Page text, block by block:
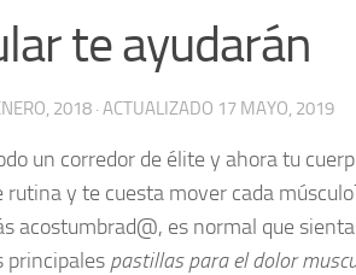
te ayudarán
2018 · ACTUALIZADO 17 MAYO, 2019
un corredor de élite y ahora tu
rutina y te cuesta mover cada
acostumbrad@, es normal que
principales pastillas para el dolor